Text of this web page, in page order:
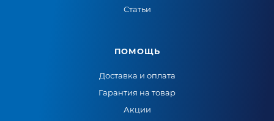
Статьи
ПОМОЩЬ
Доставка и оплата
Гарантия на товар
Акции